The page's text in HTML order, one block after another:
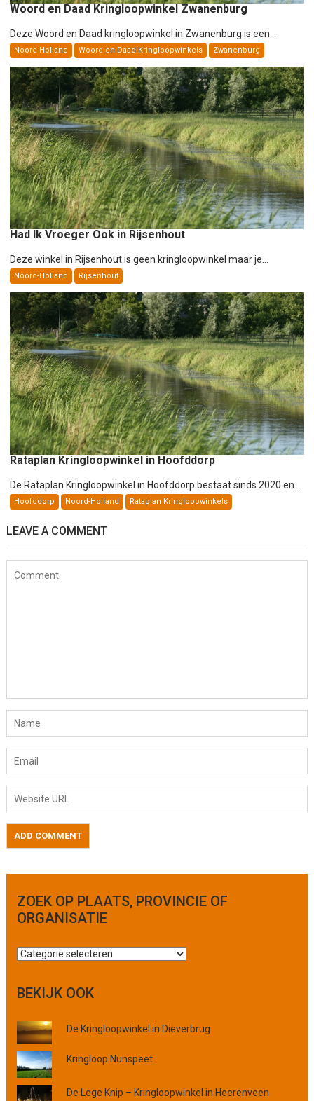
Woord en Daad Kringloopwinkel Zwanenburg
Deze Woord en Daad kringloopwinkel in Zwanenburg is een...
Noord-Holland Woord en Daad Kringloopwinkels Zwanenburg
Had Ik Vroeger Ook in Rijsenhout
Deze winkel in Rijsenhout is geen kringloopwinkel maar je...
Noord-Holland Rijsenhout
Rataplan Kringloopwinkel in Hoofddorp
De Rataplan Kringloopwinkel in Hoofddorp bestaat sinds 2020 en...
Hoofddorp Noord-Holland Rataplan Kringloopwinkels
LEAVE A COMMENT
ZOEK OP PLAATS, PROVINCIE OF
ORGANISATIE
Z
k
p
p
l
a
a
BEKIJK OOK
De Kringloopwinkel in Dieverbrug
Kringloop Nunspeet
De Lege Knip – Kringloopwinkel in Heerenveen